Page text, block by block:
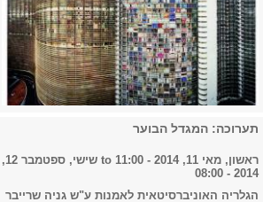
תערוכה: המגדל הבוער
ראשון, מאי 11, 2014 - 11:00 to
שישי, ספטמבר 12,
2014 - 08:00
הגלריה האוניברסיטאית לאמנות ע"ש גניה שרייבר